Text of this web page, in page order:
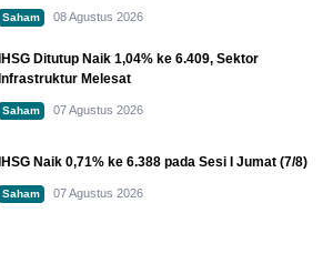
Saham 08 Agustus 2026
IHSG Ditutup Naik 1,04% ke 6.409, Sektor
Infrastruktur Melesat
Saham 07 Agustus 2026
IHSG Naik 0,71% ke 6.388 pada Sesi I Jumat (7/8)
Saham 07 Agustus 2026